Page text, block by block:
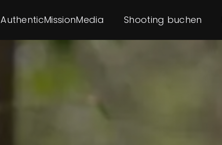
AuthenticMissionMedia Shooting buchen